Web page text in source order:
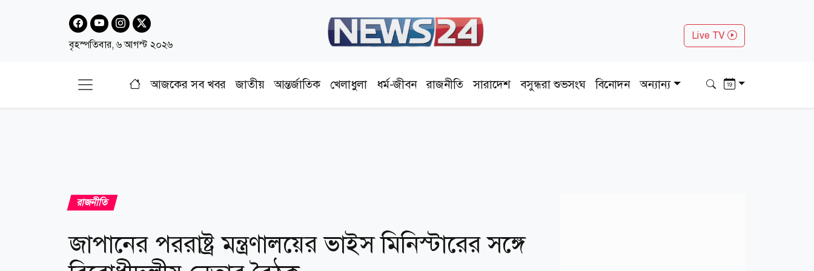
বৃহস্পতিবার, ৬ আগস্ট ২০২৬
Live TV
আজকের সব খবর জাতীয় আন্তর্জাতিক খেলাধুলা ধর্ম-জীবন রাজনীতি সারাদেশ বসুন্ধরা শুভসংঘ বিনোদন অন্যান্য
রাজনীতি
জাপানের পররাষ্ট্র মন্ত্রণালয়ের ভাইস মিনিস্টারের সঙ্গে